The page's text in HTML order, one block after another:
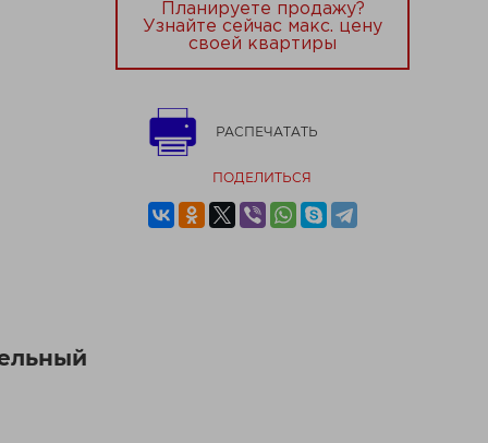
Планируете продажу?
Узнайте сейчас макс. цену
своей квартиры
РАСПЕЧАТАТЬ
ПОДЕЛИТЬСЯ